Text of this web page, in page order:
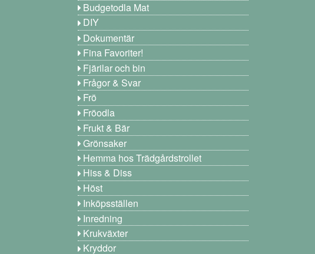
Budgetodla Mat
DIY
Dokumentär
Fina Favoriter!
Fjärilar och bin
Frågor & Svar
Frö
Fröodla
Frukt & Bär
Grönsaker
Hemma hos Trädgårdstrollet
Hiss & Diss
Höst
Inköpsställen
Inredning
Krukväxter
Kryddor